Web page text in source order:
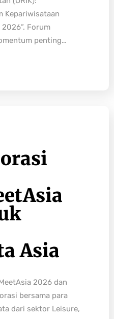
Kepariwisataan
Forum
penting…
Asia
2026 dan
bersama para
dari sektor Leisure,